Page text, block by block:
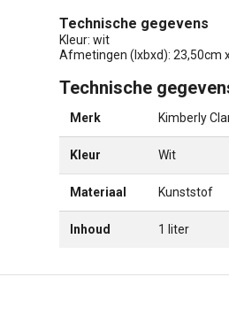
Technische gegevens
Kleur: wit
Afmetingen (lxbxd): 23,50cm
Technische
Merk Kimberly
Kleur Wit
Materiaal Kunststof
Inhoud 1 liter